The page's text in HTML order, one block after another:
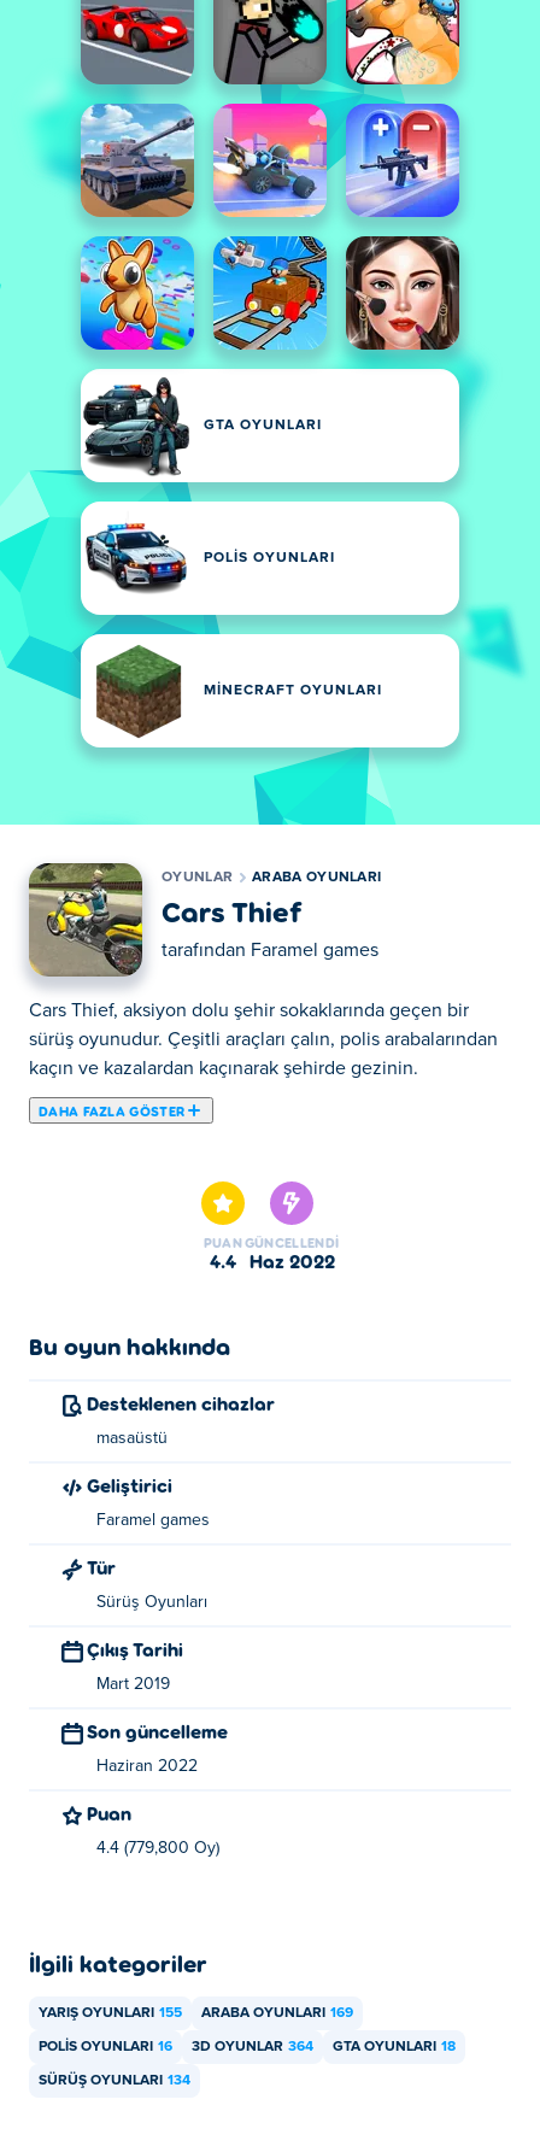
GTA OYUNLARI
POLIS OYUNLARI
MINECRAFT OYUNLARI
OYUNLAR ARABA OYUNLARI
Cars Thief
tarafından Faramel games
Cars Thief, aksiyon dolu şehir sokaklarında geçen bir
sürüş oyunudur. Çeşitli araçları çalın, polis arabalarından
kaçın ve kazalardan kaçınarak şehirde gezinin.
DAHA FAZLA GÖSTER
PUAN
4.4
GÜNCELLENDI
Haz 2022
Bu oyun hakkında
Desteklenen cihazlar
masaüstü
Geliştirici
Faramel games
Tür
Sürüş Oyunları
Çıkış Tarihi
Mart 2019
Son güncelleme
Haziran 2022
Puan
4.4 (779,800 Oy)
İlgili kategoriler
YARIŞ OYUNLARI 155 ARABA OYUNLARI 169
POLIS OYUNLARI 16 3D OYUNLAR 364 GTA OYUNLARI 18
SÜRÜŞ OYUNLARI 134